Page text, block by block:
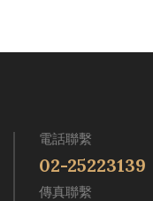
電話聯繫
02-25223139
傳真聯繫